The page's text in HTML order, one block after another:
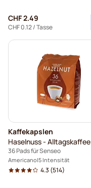
CHF 2.49
CHF 0.12/ Tasse
Kaffekapslen
Haselnuss - Alltagskaffee
36 Pads für Senseo
Americano 5 Intensität
4.3 (514)